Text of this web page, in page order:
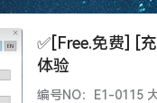
✅[Free.免费] [
体验
编号NO：E1-0115